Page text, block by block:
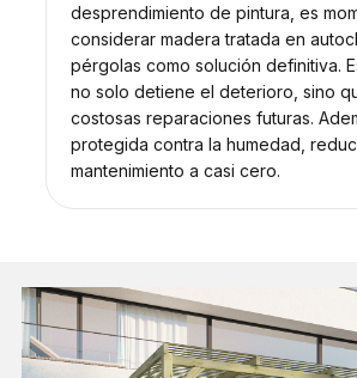
desprendimiento de pintura, es
considerar madera tratada en
pérgolas como solución definitiva.
no solo detiene el deterioro, sino
costosas reparaciones futuras.
protegida contra la humedad,
mantenimiento a casi cero.